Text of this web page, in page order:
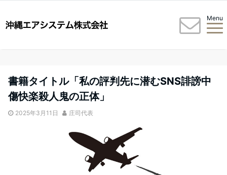
Menu
書籍タイトル「私の評判先に潜むSNS誹謗中
傷快楽殺人鬼の正体」
2025年3月11日 庄司代表